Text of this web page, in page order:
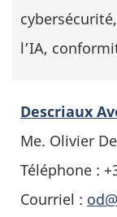
l’IA,
Descriaux
Me. Olivier
Téléphone :
Courriel :